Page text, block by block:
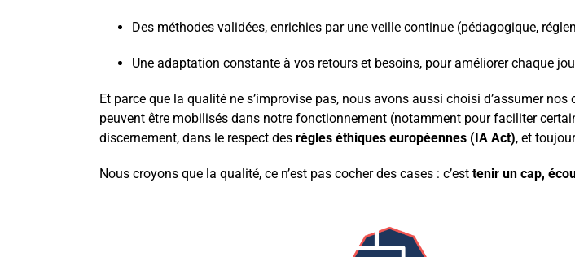
Des méthodes validées, enrichies par une veille continue (pédagogique,
Une adaptation constante à vos retours et besoins, pour améliorer chaque
Et parce que la qualité ne s’improvise pas, nous avons aussi choisi d’assumer
peuvent être mobilisés dans notre fonctionnement (notamment pour faciliter
discernement, dans le respect des règles éthiques européennes (IA Act), et
Nous croyons que la qualité, ce n’est pas cocher des cases : c’est tenir un cap,